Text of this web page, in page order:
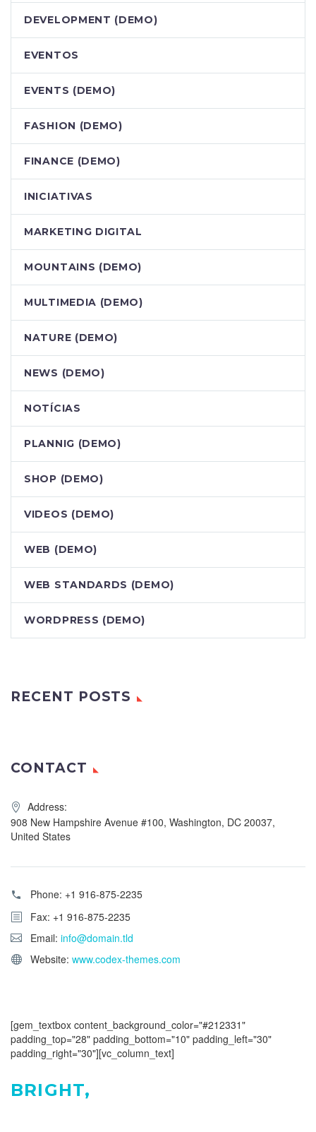
DEVELOPMENT (DEMO)
EVENTOS
EVENTS (DEMO)
FASHION (DEMO)
FINANCE (DEMO)
INICIATIVAS
MARKETING DIGITAL
MOUNTAINS (DEMO)
MULTIMEDIA (DEMO)
NATURE (DEMO)
NEWS (DEMO)
NOTÍCIAS
PLANNIG (DEMO)
SHOP (DEMO)
VIDEOS (DEMO)
WEB (DEMO)
WEB STANDARDS (DEMO)
WORDPRESS (DEMO)
RECENT POSTS
CONTACT
Address:
908 New Hampshire Avenue #100, Washington, DC 20037,
United States
Phone: +1 916-875-2235
Fax: +1 916-875-2235
Email: info@domain.tld
Website: www.codex-themes.com
[gem_textbox content_background_color="#212331"
padding_top="28" padding_bottom="10" padding_left="30"
padding_right="30"][vc_column_text]
BRIGHT,